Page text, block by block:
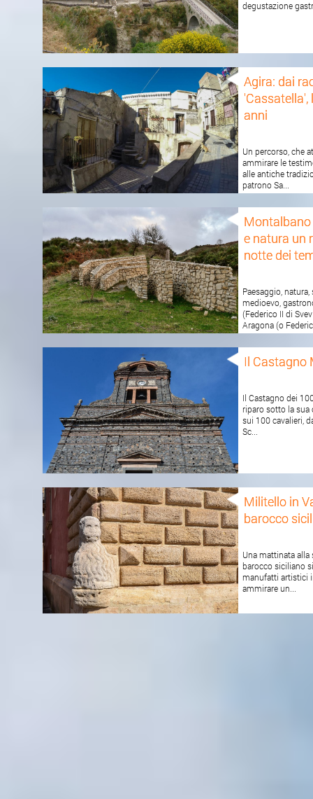
degustazione
Agira: dai
anni
Un percorso, che
ammirare le
alle antiche
patrono Sa...
Montalbano
e natura un
notte dei
Paesaggio,
medioevo,
(Federico II di
Aragona (o
Il Castagno
Il Castagno dei
riparo sotto la sua
sui 100 cavalieri,
Sc...
Militello in
barocco
Una mattinata
barocco siciliano
manufatti artistici
ammirare un...